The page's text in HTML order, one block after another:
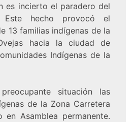
es incierto el paradero del
Este hecho provocó el
13 familias indígenas de la
hacia la ciudad de
Indígenas de la
situación las
de la Zona Carretera
en Asamblea permanente.